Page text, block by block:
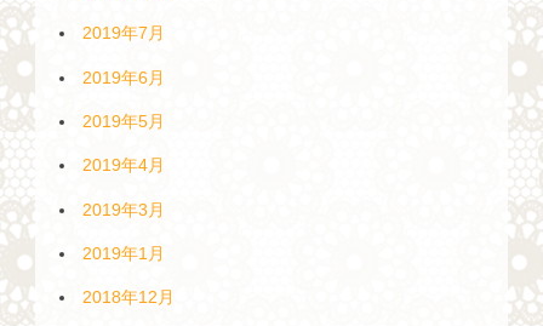
2019年7月
2019年6月
2019年5月
2019年4月
2019年3月
2019年1月
2018年12月